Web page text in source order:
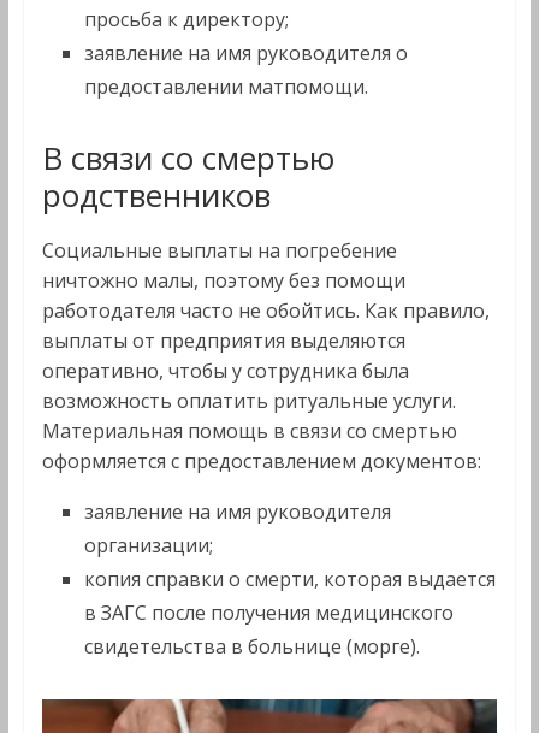
просьба к директору;
заявление на имя руководителя о
предоставлении матпомощи.
В связи со смертью
родственников
Социальные выплаты на погребение
ничтожно малы, поэтому без помощи
работодателя часто не обойтись. Как правило,
выплаты от предприятия выделяются
оперативно, чтобы у сотрудника была
возможность оплатить ритуальные услуги.
Материальная помощь в связи со смертью
оформляется с предоставлением документов:
заявление на имя руководителя
организации;
копия справки о смерти, которая выдается
в ЗАГС после получения медицинского
свидетельства в больнице (морге).